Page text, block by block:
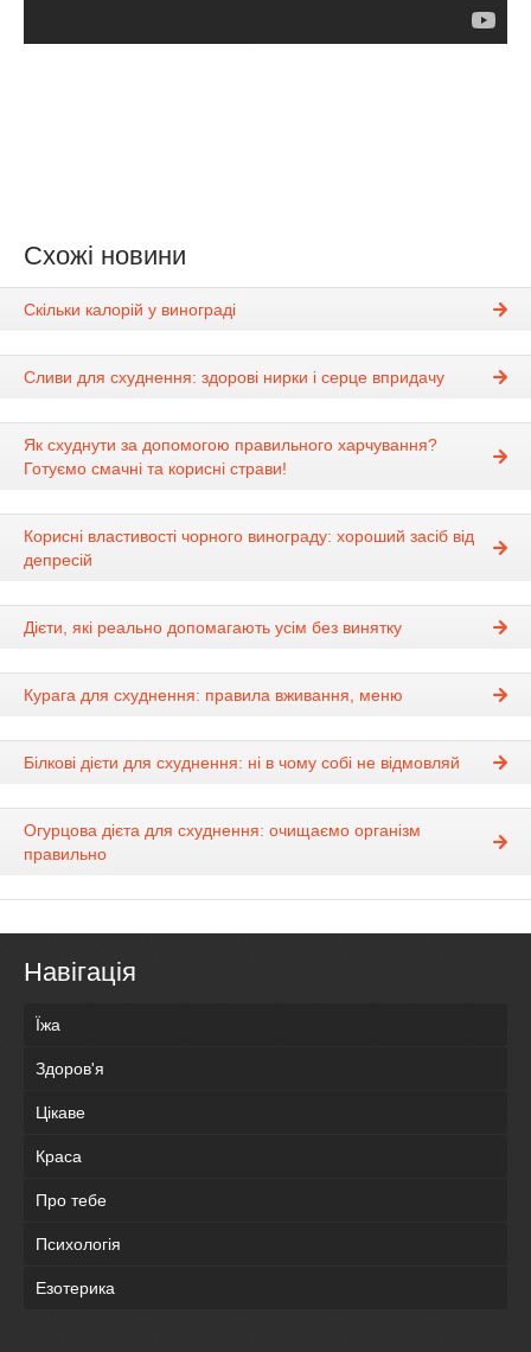
Схожі новини
Скільки калорій у винограді
Сливи для схуднення: здорові нирки і серце впридачу
Як схуднути за допомогою правильного харчування?
Готуємо смачні та корисні страви!
Корисні властивості чорного винограду: хороший засіб від
депресій
Дієти, які реально допомагають усім без винятку
Курага для схуднення: правила вживання, меню
Білкові дієти для схуднення: ні в чому собі не відмовляй
Огурцова дієта для схуднення: очищаємо організм
правильно
Навігація
Їжа
Здоров'я
Цікаве
Краса
Про тебе
Психологія
Езотерика